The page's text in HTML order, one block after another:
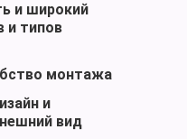
и широкий
и типов
монтажа
и
вид